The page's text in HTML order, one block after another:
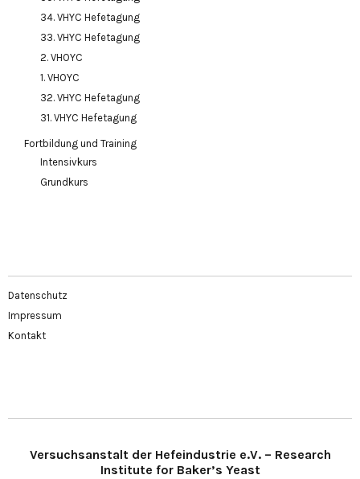
34. VHYC Hefetagung
33. VHYC Hefetagung
2. VHOYC
1. VHOYC
32. VHYC Hefetagung
31. VHYC Hefetagung
Fortbildung und Training
Intensivkurs
Grundkurs
Datenschutz
Impressum
Kontakt
Versuchsanstalt der Hefeindustrie e.V. – Research
Institute for Baker’s Yeast